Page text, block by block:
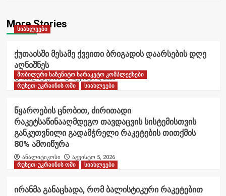
More Stories
სიახლეები
ქუთაისში მესამე ქვეითი ბრიგადის დაარსების დღე
აღნიშნეს
ანალიტიკოსი აგვისტო 6, 2026
მობილური საზენიტო სარაკეტო კომპლექსები
რუსეთ-უკრაინის ომი
სიახლეები
წყაროების ცნობით, ძირითადი
რაკეტსაწინააღმდეგო თავდაცვის სისტემისთვის
განკუთვნილი გადამჭრელი რაკეტების თითქმის
80% ამოიწურა
ანალიტიკოსი
აგვისტო 5, 2026
რუსეთ-უკრაინის ომი
სიახლეები
ირანმა განაცხადა, რომ ბალისტიკური რაკეტებით